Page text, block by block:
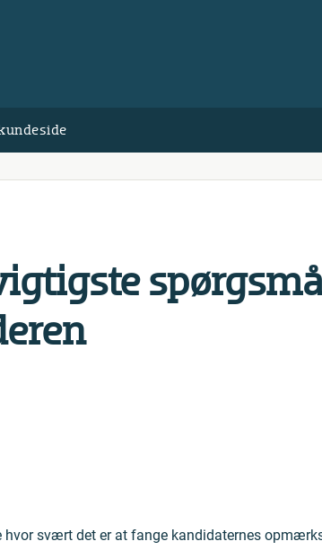
hvor svært det er at fange kandidaternes